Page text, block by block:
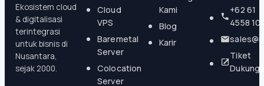
Ekosistem cloud
& digitalisasi
terintegrasi
untuk bisnis di
Nusantara,
sejak 2000.
Cloud
VPS
Baremetal
Server
Colocation
Server
Kami
Blog
Karir
+62 61
4558
Tiket